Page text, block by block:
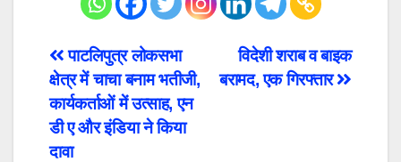
Post
navigation
विदेशी शराब व बाइक
बरामद, एक गिरफ्तार
पाटलिपुत्र लोकसभा
क्षेत्र में चाचा बनाम भतीजी,
कार्यकर्ताओं में उत्साह, एन
डी ए और इंडिया ने किया
दावा